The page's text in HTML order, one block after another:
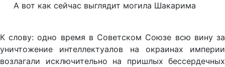
А вот как сейчас выглядит могила Шакарима
К слову: одно время в Советском Союзе всю вину за
уничтожение интеллектуалов на окраинах империи
возлагали исключительно на пришлых бессердечных